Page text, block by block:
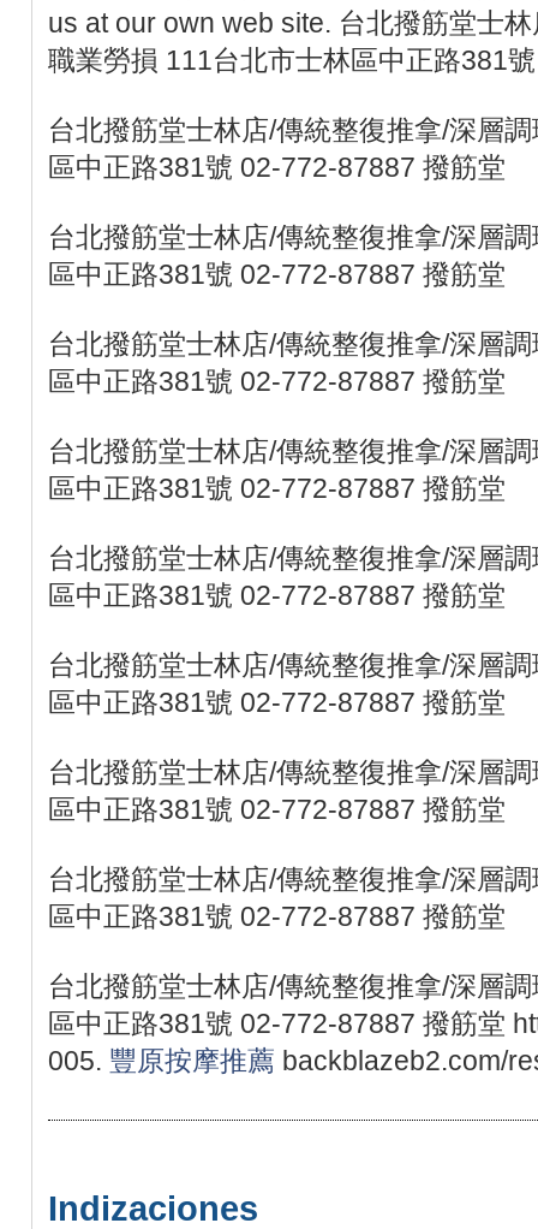
us at our own web site. 台北撥筋堂士
職業勞損 111台北市士林區中正路381
台北撥筋堂士林店/傳統整復推拿/深層
區中正路381號 02-772-87887 撥筋堂
台北撥筋堂士林店/傳統整復推拿/深層
區中正路381號 02-772-87887 撥筋堂
台北撥筋堂士林店/傳統整復推拿/深層
區中正路381號 02-772-87887 撥筋堂
台北撥筋堂士林店/傳統整復推拿/深層
區中正路381號 02-772-87887 撥筋堂
台北撥筋堂士林店/傳統整復推拿/深層
區中正路381號 02-772-87887 撥筋堂
台北撥筋堂士林店/傳統整復推拿/深層
區中正路381號 02-772-87887 撥筋堂
台北撥筋堂士林店/傳統整復推拿/深層
區中正路381號 02-772-87887 撥筋堂
台北撥筋堂士林店/傳統整復推拿/深層
區中正路381號 02-772-87887 撥筋堂
台北撥筋堂士林店/傳統整復推拿/深層
區中正路381號 02-772-87887 撥筋堂
005. 豐原按摩推薦 backblazeb2.com/
Indizaciones